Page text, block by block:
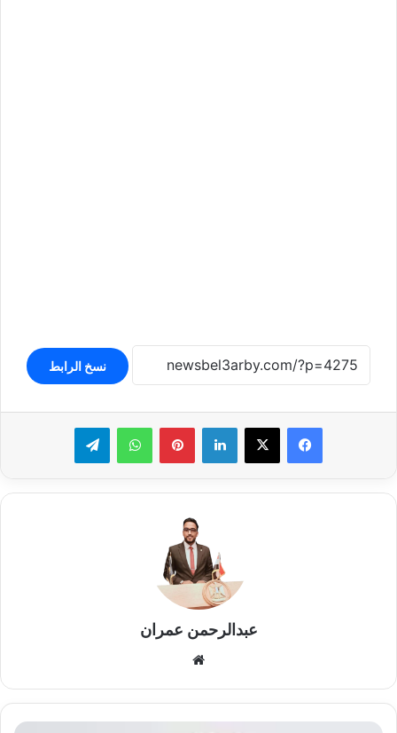
نسخ الرابط
لينكدإن بينتيريستواتساب تيلقرام
عبدالرحمن عمران
اللواء